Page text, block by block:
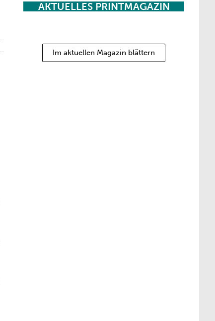
AKTUELLES PRINTMAGAZIN
Im aktuellen Magazin blättern